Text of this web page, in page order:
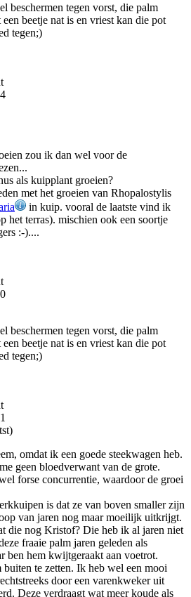
beschermen tegen vorst, die palm
beetje nat is en vriest kan die pot
tegen;)
zou ik dan wel voor de
als kuipplant groeien?
met het groeien van Rhopalostylis
in kuip. vooral de laatste vind ik
het terras). mischien ook een soortje
:-)....
beschermen tegen vorst, die palm
beetje nat is en vriest kan die pot
tegen;)
omdat ik een goede steekwagen heb.
geen bloedverwant van de grote.
forse concurrentie, waardoor de groei
is dat ze van boven smaller zijn
van jaren nog maar moeilijk uitkrijgt.
die nog Kristof? Die heb ik al jaren niet
fraaie palm jaren geleden als
ben hem kwijtgeraakt aan voetrot.
te zetten. Ik heb wel een mooi
door een varenkweker uit
Deze verdraagt wat meer koude als